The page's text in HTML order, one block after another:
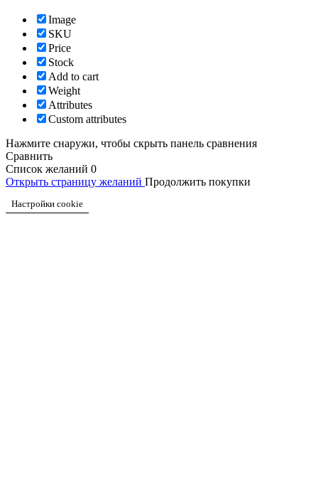
Image
SKU
Price
Stock
Add to cart
Weight
Attributes
Custom attributes
Нажмите снаружи, чтобы скрыть панель сравнения
Сравнить
Список желаний 0
Открыть страницу желаний Продолжить покупки
Настройки cookie